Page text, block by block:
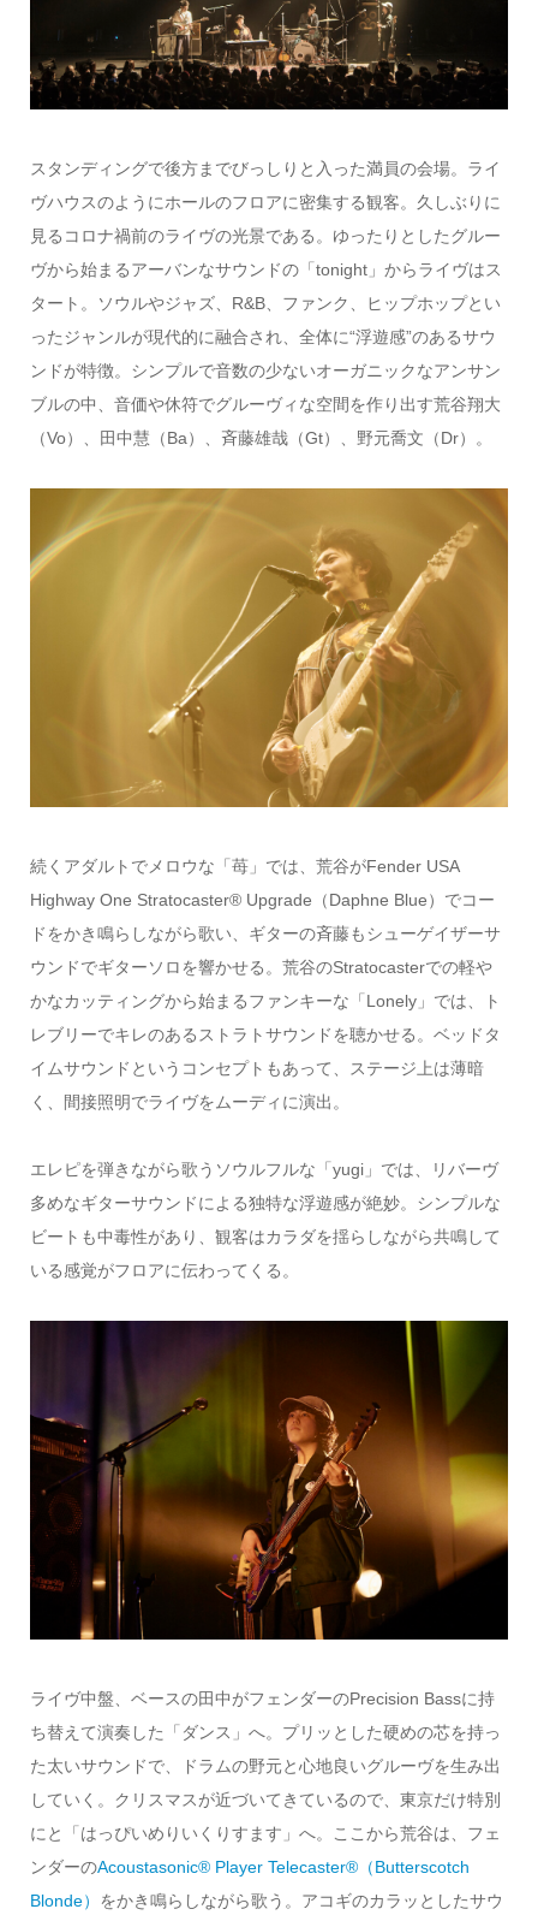
スタンディングで後方までびっしりと入った満員の会場。ライ
ヴハウスのようにホールのフロアに密集する観客。久しぶりに
見るコロナ禍前のライヴの光景である。ゆったりとしたグルー
ヴから始まるアーバンなサウンドの「tonight」からライヴはス
タート。ソウルやジャズ、R&B、ファンク、ヒップホップとい
ったジャンルが現代的に融合され、全体に“浮遊感”のあるサウ
ンドが特徴。シンプルで音数の少ないオーガニックなアンサン
ブルの中、音価や休符でグルーヴィな空間を作り出す荒谷翔大
（Vo）、田中慧（Ba）、斉藤雄哉（Gt）、野元喬文（Dr）。
続くアダルトでメロウな「苺」では、荒谷がFender USA
Highway One Stratocaster®️ Upgrade（Daphne Blue）でコー
ドをかき鳴らしながら歌い、ギターの斉藤もシューゲイザーサ
ウンドでギターソロを響かせる。荒谷のStratocasterでの軽や
かなカッティングから始まるファンキーな「Lonely」では、ト
レブリーでキレのあるストラトサウンドを聴かせる。ベッドタ
イムサウンドというコンセプトもあって、ステージ上は薄暗
く、間接照明でライヴをムーディに演出。
エレピを弾きながら歌うソウルフルな「yugi」では、リバーヴ
多めなギターサウンドによる独特な浮遊感が絶妙。シンプルな
ビートも中毒性があり、観客はカラダを揺らしながら共鳴して
いる感覚がフロアに伝わってくる。
ライヴ中盤、ベースの田中がフェンダーのPrecision Bassに持
ち替えて演奏した「ダンス」へ。プリッとした硬めの芯を持っ
た太いサウンドで、ドラムの野元と心地良いグルーヴを生み出
していく。クリスマスが近づいてきているので、東京だけ特別
にと「はっぴいめりいくりすます」へ。ここから荒谷は、フェ
ンダーのAcoustasonic® Player Telecaster®（Butterscotch
Blonde） をかき鳴らしながら歌う。アコギのカラッとしたサウ